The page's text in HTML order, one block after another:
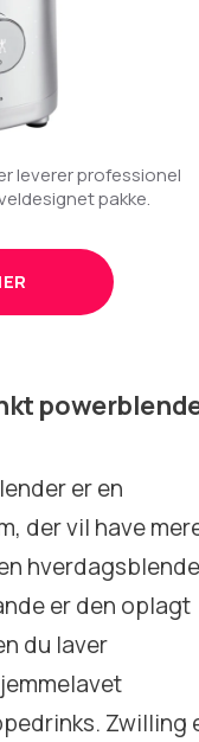
leverer professionel
pakke.
er en
der vil have
er den oplagt
du laver
Zwilling